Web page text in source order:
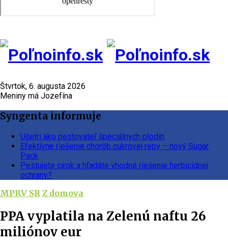
Štvrtok, 6. augusta 2026
Meniny má Jozefína
Syngenta informuje
Ušetri ako pestovateľ špeciálnych plodín
Efektívne riešenie chorôb cukrovej repy – nový Sugar
Pack
Pestujete cirok a hľadáte vhodné riešenie herbicídnej
ochrany?
MPRV SR Z domova
PPA vyplatila na Zelenú naftu 26
miliónov eur